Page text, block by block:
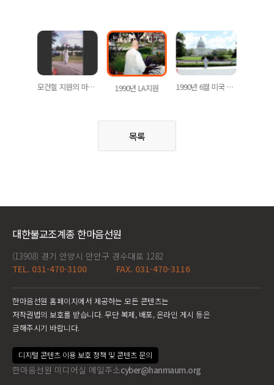
모건힐 지원의 마당에서 1990년 LA지원 1990년 6월 미국 국회의사당 앞에서
목록
대한불교조계종 한마음선원
(13908) 경기 안양시 만안구 경수대로 1282
TEL. 031-470-3100
FAX. 031-470-3116
한마음선원 홈페이지에서 제공하는 모든 콘텐츠는
저작권법의 보호를 받습니다. 무단 복제, 배포, 온라인 게시 등은
금해주시기 바랍니다.
디지털 콘텐츠 이용 보호 정책 및 콘텐츠 문의
한마음선원 미디어실 메일주소cyber@hanmaum.org